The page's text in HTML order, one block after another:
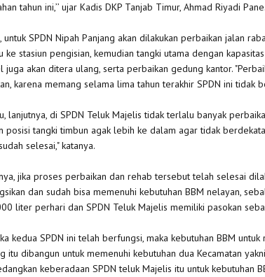
tahun ini,’’ ujar Kadis DKP Tanjab Timur, Ahmad Riyadi Pane.
untuk SPDN Nipah Panjang akan dilakukan perbaikan jalan
ke stasiun pengisian, kemudian tangki utama dengan
juga akan ditera ulang, serta perbaikan gedung kantor.
karena memang selama lima tahun terakhir SPDN ini tidak
lanjutnya, di SPDN Teluk Majelis tidak terlalu banyak
posisi tangki timbun agak lebih ke dalam agar tidak
selesai," katanya.
jika proses perbaikan dan rehab tersebut telah selesai
dan sudah bisa memenuhi kebutuhan BBM nelayan,
liter perhari dan SPDN Teluk Majelis memiliki pasokan
kedua SPDN ini telah berfungsi, maka kebutuhan BBM
itu dibangun untuk memenuhi kebutuhan dua Kecamatan
keberadaan SPDN teluk Majelis itu untuk kebutuhan